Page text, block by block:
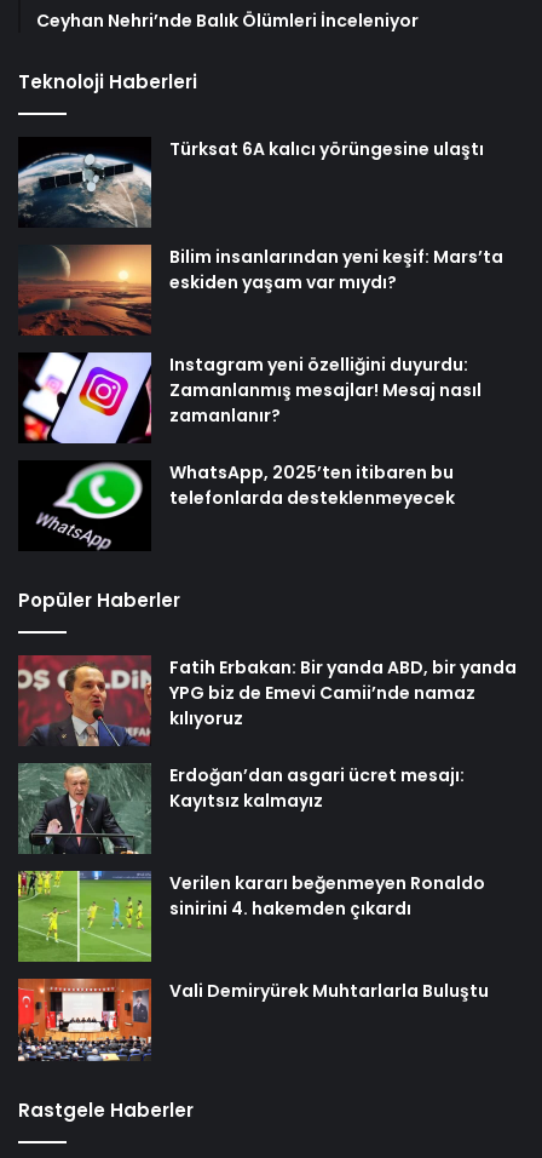
Ceyhan Nehri’nde Balık Ölümleri İnceleniyor
Teknoloji Haberleri
Türksat 6A kalıcı yörüngesine ulaştı
Bilim insanlarından yeni keşif: Mars’ta
eskiden yaşam var mıydı?
Instagram yeni özelliğini duyurdu:
Zamanlanmış mesajlar! Mesaj nasıl
zamanlanır?
WhatsApp, 2025’ten itibaren bu
telefonlarda desteklenmeyecek
Popüler Haberler
Fatih Erbakan: Bir yanda ABD, bir yanda
YPG biz de Emevi Camii’nde namaz
kılıyoruz
Erdoğan’dan asgari ücret mesajı:
Kayıtsız kalmayız
Verilen kararı beğenmeyen Ronaldo
sinirini 4. hakemden çıkardı
Vali Demiryürek Muhtarlarla Buluştu
Rastgele Haberler